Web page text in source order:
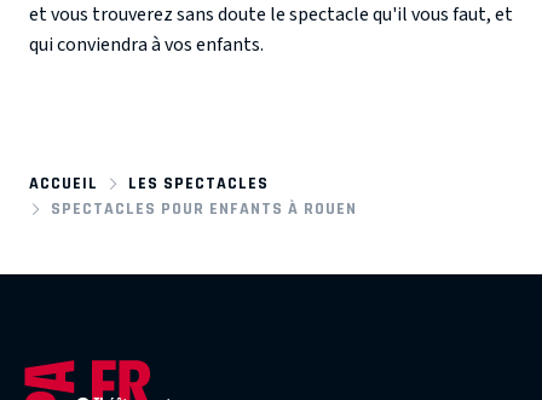
et vous trouverez sans doute le spectacle qu'il vous faut, et
qui conviendra à vos enfants.
ACCUEIL
LES SPECTACLES
SPECTACLES POUR ENFANTS À ROUEN